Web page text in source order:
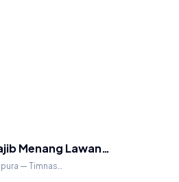
Menang Lawan…
— Timnas…